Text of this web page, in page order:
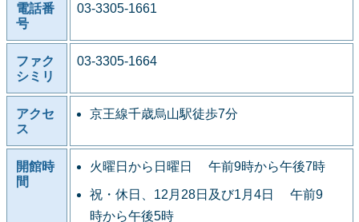
電話番
号
03-3305-1661
ファク
シミリ
03-3305-1664
アクセ
ス
京王線千歳烏山駅徒歩7分
開館時
間
火曜日から日曜日 午前9時から午後7時
祝・休日、12月28日及び1月4日 午前9
時から午後5時